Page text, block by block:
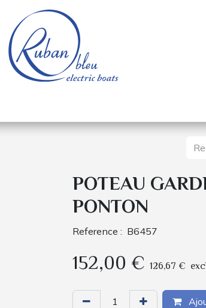
POTEAU
PONTON
Reference : B6457
152,00 € 126,67 €